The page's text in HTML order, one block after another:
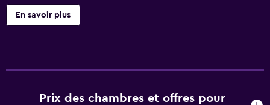
dans le quartier de Saint-Pierre. Une variété de services
premium est disponible pour les clients de
location de bicyclette de l'établissement. L'établissement
En savoir plus
Prix des chambres et offres pour